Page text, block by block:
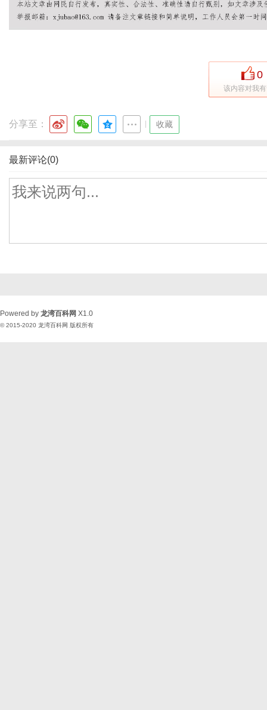
0
该内容对我
分享至： 收藏
最新评论(0)
Powered by 龙湾百科网 X1.0
© 2015-2020 龙湾百科网 版权所有